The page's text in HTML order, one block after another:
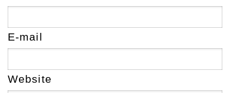
E-mail
Website